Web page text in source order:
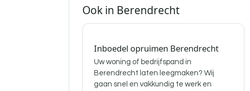
Ook in Berendrecht
Inboedel opruimen Berendrecht
Uw woning of bedrijfspand in
Berendrecht laten leegmaken? Wij
gaan snel en vakkundig te werk en